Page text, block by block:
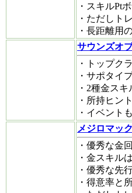
・スキルPt
・ただしト
・長距離用
サウンズオ
・トップク
・サポタイ
・2種金ス
・所持ヒン
・イベント
メジロマッ
・優秀な金
・金スキル
・優秀な先
・得意率と